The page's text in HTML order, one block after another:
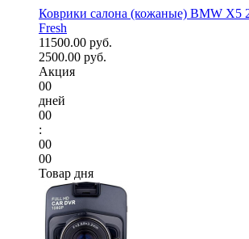
Коврики салона (кожаные) BMW X5
Fresh
11500.00 руб.
2500.00 руб.
Акция
00
дней
00
:
00
00
Товар дня